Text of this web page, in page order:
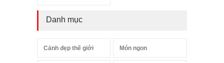
Danh mục
Cảnh đẹp thế giới Món ngon